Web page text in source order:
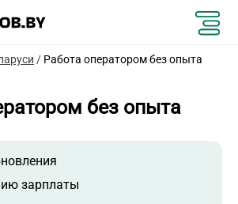
/ Работа оператором без опыта
без опыта
зарплаты